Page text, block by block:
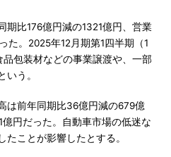
比176億円減の1321億円、営業
た。2025年12月期第1四半期（1
包装材などの事業譲渡や、一部
いう。
は前年同期比36億円減の679億
円だった。自動車市場の低迷な
たことが影響したとする。